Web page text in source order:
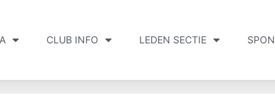
CLUB INFO LEDEN SECTIE